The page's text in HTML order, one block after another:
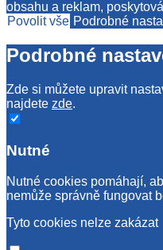
obsahu a reklam,
Povolit vše Podrobné
Podrobné
Zde si můžete upravit
najdete zde.
Nutné
Nutné cookies pomáhají,
nemůže správně fungovat
Tyto cookies nelze zakázat